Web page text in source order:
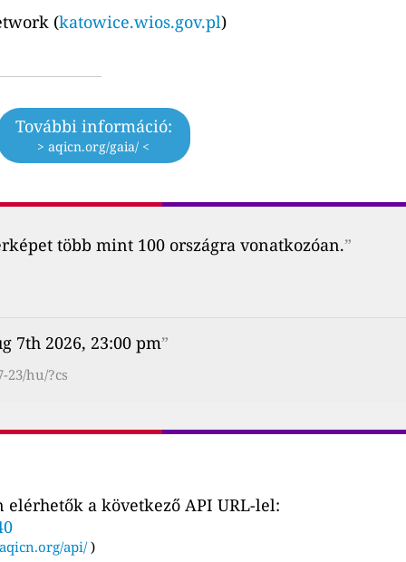
(katowice.wios.gov.pl)
További információ:
> aqicn.org/gaia/ <
több mint 100 országra vonatkozóan.”
7th 2026, 23:00 pm”
23/hu/?cs
a következő API URL-lel:
api/ )